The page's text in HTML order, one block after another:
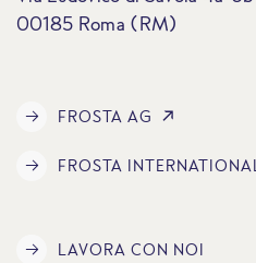
00185 Roma (RM)
FROSTA AG
FROSTA
LAVORA CON NOI